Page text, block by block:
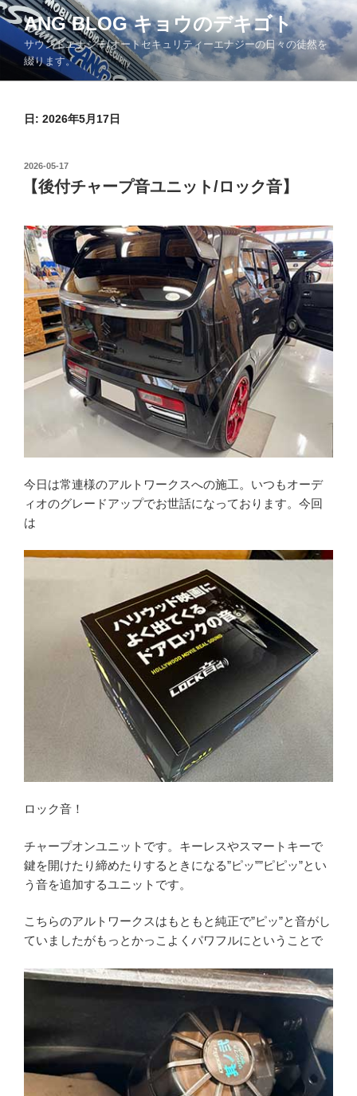
コ
ン
テ
ツ
ANG BLOG キョウのデキゴト
サウンドエナジー/オートセキュリティーエナジーの日々の徒然を
綴ります。
日: 2026年5月17日
投
稿
日:
2026-05-17
【後付チャープ音ユニット/ロック音】
今日は常連様のアルトワークスへの施工。いつもオーデ
ィオのグレードアップでお世話になっております。今回
は
ロック音！
チャープオンユニットです。キーレスやスマートキーで
鍵を開けたり締めたりするときになる”ピッ””ピピッ”とい
う音を追加するユニットです。
こちらのアルトワークスはもともと純正で”ピッ”と音がし
ていましたがもっとかっこよくパワフルにということで